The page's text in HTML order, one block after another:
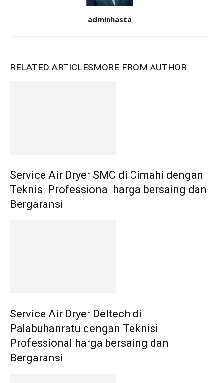
adminhasta
RELATED ARTICLESMORE FROM AUTHOR
Service Air Dryer SMC di Cimahi dengan
Teknisi Professional harga bersaing dan
Bergaransi
Service Air Dryer Deltech di
Palabuhanratu dengan Teknisi
Professional harga bersaing dan
Bergaransi